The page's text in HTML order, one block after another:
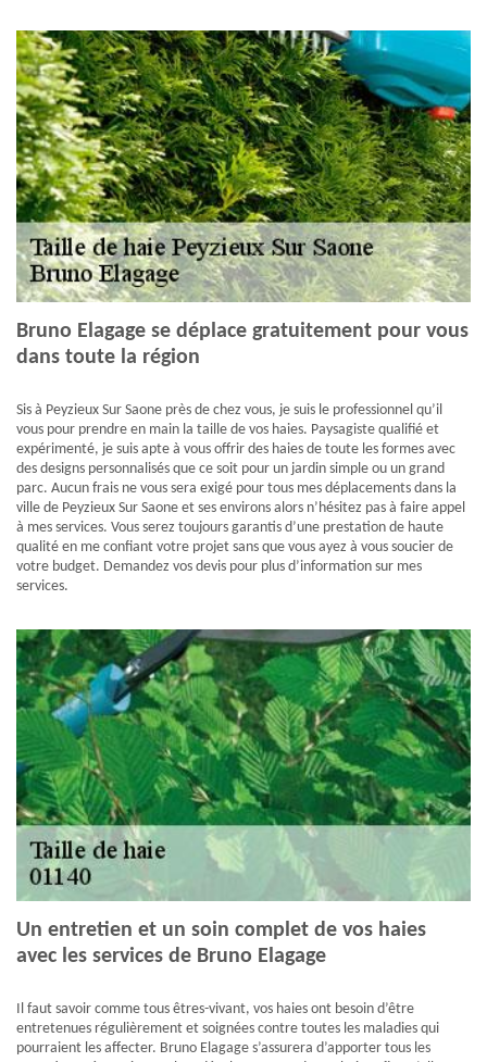
Bruno Elagage se déplace gratuitement pour vous
dans toute la région
Sis à Peyzieux Sur Saone près de chez vous, je suis le professionnel qu’il
vous pour prendre en main la taille de vos haies. Paysagiste qualifié et
expérimenté, je suis apte à vous offrir des haies de toute les formes avec
des designs personnalisés que ce soit pour un jardin simple ou un grand
parc. Aucun frais ne vous sera exigé pour tous mes déplacements dans la
ville de Peyzieux Sur Saone et ses environs alors n’hésitez pas à faire appel
à mes services. Vous serez toujours garantis d’une prestation de haute
qualité en me confiant votre projet sans que vous ayez à vous soucier de
votre budget. Demandez vos devis pour plus d’information sur mes
services.
Un entretien et un soin complet de vos haies
avec les services de Bruno Elagage
Il faut savoir comme tous êtres-vivant, vos haies ont besoin d’être
entretenues régulièrement et soignées contre toutes les maladies qui
pourraient les affecter. Bruno Elagage s’assurera d’apporter tous les